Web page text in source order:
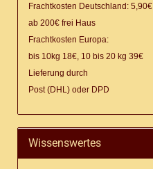
Frachtkosten Deutschland: 5,90€
ab 200€ frei Haus
Frachtkosten Europa:
bis 10kg 18€, 10 bis 20 kg 39€
Lieferung durch
Post (DHL) oder DPD
Wissenswertes